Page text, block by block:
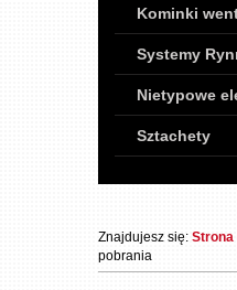
Kominki
Systemy
Nietypowe
Sztachety
Znajdujesz się: Strona
pobrania